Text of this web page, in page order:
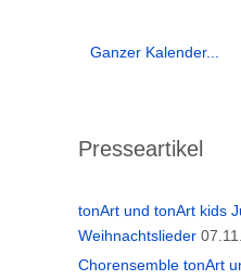
Ganzer Kalender...
Presseartikel
tonArt und tonArt kids
Weihnachtslieder
Chorensemble tonArt